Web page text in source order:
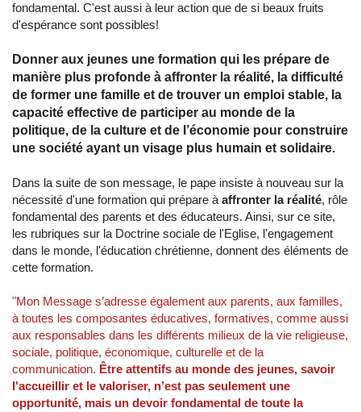
fondamental. C'est aussi à leur action que de si beaux fruits
d'espérance sont possibles!
Donner aux jeunes une formation qui les prépare de
manière plus profonde à affronter la réalité, la difficulté
de former une famille et de trouver un emploi stable, la
capacité effective de participer au monde de la
politique, de la culture et de l’économie pour construire
une société ayant un visage plus humain et solidaire.
Dans la suite de son message, le pape insiste à nouveau sur la
nécessité d'une formation qui prépare à affronter la réalité, rôle
fondamental des parents et des éducateurs. Ainsi, sur ce site,
les rubriques sur la Doctrine sociale de l'Eglise, l'engagement
dans le monde, l'éducation chrétienne, donnent des éléments de
cette formation.
"Mon Message s’adresse également aux parents, aux familles,
à toutes les composantes éducatives, formatives, comme aussi
aux responsables dans les différents milieux de la vie religieuse,
sociale, politique, économique, culturelle et de la
communication. Être attentifs au monde des jeunes, savoir
l'accueillir et le valoriser, n’est pas seulement une
opportunité, mais un devoir fondamental de toute la